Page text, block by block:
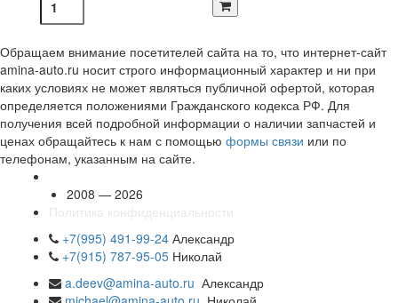
Обращаем внимание посетителей сайта на то, что интернет-сайт
amina-auto.ru носит строго информационный характер и ни при
каких условиях не может являться публичной офертой, которая
определяется положениями Гражданского кодекса РФ. Для
получения всей подробной информации о наличии запчастей и
ценах обращайтесь к нам с помощью формы связи или по
телефонам, указанным на сайте.
2008 — 2026
+7(995) 491-99-24 Александр
+7(915) 787-95-05 Николай
a.deev@amina-auto.ru Александр